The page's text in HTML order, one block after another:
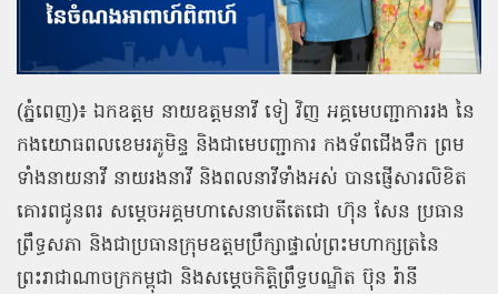
(ភ្នំពេញ)៖ ឯកឧត្តម នាយឧត្ដមនាវី ទៀ វិញ អគ្គមេបញ្ជាការរង នៃ
កងយោធពលខេមរភូមិន្ទ និងជាមេបញ្ជាការ កងទ័ពជើងទឹក ព្រម
ទាំងនាយនាវី នាយរងនាវី និងពលនាវីទាំងអស់ បានផ្ញើសារលិខិត
គោរពជូនពរ សម្ដេចអគ្គមហាសេនាបតីតេជោ ហ៊ុន សែន ប្រធាន
ព្រឹទ្ធសភា និងជាប្រធានក្រុមឧត្តមប្រឹក្សាផ្ទាល់ព្រះមហាក្សត្រនៃ
ព្រះរាជាណាចក្រកម្ពុជា និងសម្ដេចកិត្តិព្រឹទ្ធបណ្ឌិត ប៊ុន រ៉ានី